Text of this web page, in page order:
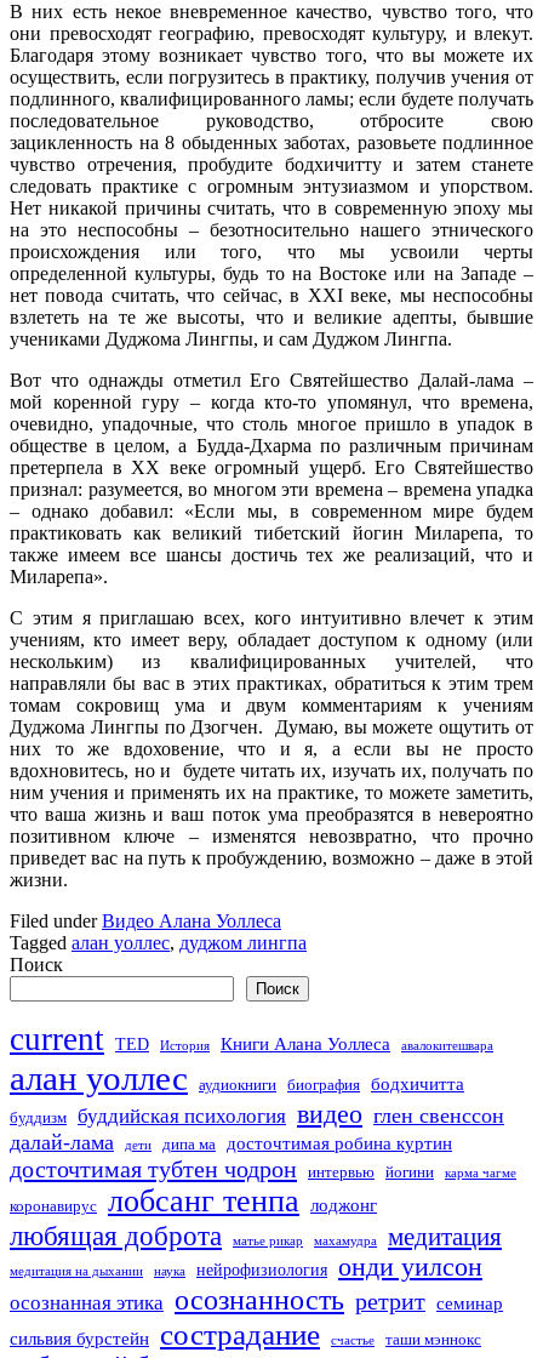
В них есть некое вневременное качество, чувство того, что
они превосходят географию, превосходят культуру, и влекут.
Благодаря этому возникает чувство того, что вы можете их
осуществить, если погрузитесь в практику, получив учения от
подлинного, квалифицированного ламы; если будете получать
последовательное руководство, отбросите свою
зацикленность на 8 обыденных заботах, разовьете подлинное
чувство отречения, пробудите бодхичитту и затем станете
следовать практике с огромным энтузиазмом и упорством.
Нет никакой причины считать, что в современную эпоху мы
на это неспособны – безотносительно нашего этнического
происхождения или того, что мы усвоили черты
определенной культуры, будь то на Востоке или на Западе –
нет повода считать, что сейчас, в XXI веке, мы неспособны
взлететь на те же высоты, что и великие адепты, бывшие
учениками Дуджома Лингпы, и сам Дуджом Лингпа.
Вот что однажды отметил Его Святейшество Далай-лама –
мой коренной гуру – когда кто-то упомянул, что времена,
очевидно, упадочные, что столь многое пришло в упадок в
обществе в целом, а Будда-Дхарма по различным причинам
претерпела в XX веке огромный ущерб. Его Святейшество
признал: разумеется, во многом эти времена – времена упадка
– однако добавил: «Если мы, в современном мире будем
практиковать как великий тибетский йогин Миларепа, то
также имеем все шансы достичь тех же реализаций, что и
Миларепа».
С этим я приглашаю всех, кого интуитивно влечет к этим
учениям, кто имеет веру, обладает доступом к одному (или
нескольким) из квалифицированных учителей, что
направляли бы вас в этих практиках, обратиться к этим трем
томам сокровищ ума и двум комментариям к учениям
Дуджома Лингпы по Дзогчен. Думаю, вы можете ощутить от
них то же вдоховение, что и я, а если вы не просто
вдохновитесь, но и будете читать их, изучать их, получать по
ним учения и применять их на практике, то можете заметить,
что ваша жизнь и ваш поток ума преобразятся в невероятно
позитивном ключе – изменятся невозвратно, что прочно
приведет вас на путь к пробуждению, возможно – даже в этой
жизни.
Filed underВидео Алана Уоллеса
Tagged алан уоллес, дуджом лингпа
Поиск
Поиск
current TED История Книги Алана Уоллеса авалокитешвара
алан уоллес аудиокниги биография бодхичитта
буддизм буддийская психология видео глен свенссон
далай-лама
дети дипа ма досточтимая робина куртин
досточтимая тубтен чодрон интервью йогини карма чагме
коронавирус лобсанг тенпа лоджонг
любящая доброта матье рикар махамудра медитация
медитация на дыхании наука нейрофизиология онди уилсон
осознанная этика осознанность ретрит семинар
сильвия бурстейн сострадание счастье таши мэннокс